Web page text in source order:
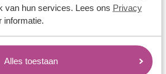
van hun services. Lees ons Privacy
Alles toestaan